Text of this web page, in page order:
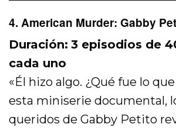
4. American Murder: Gabby
Duración: 3 episodios de
cada uno
«Él hizo algo. ¿Qué fue lo
esta miniserie documental,
queridos de Gabby Petito